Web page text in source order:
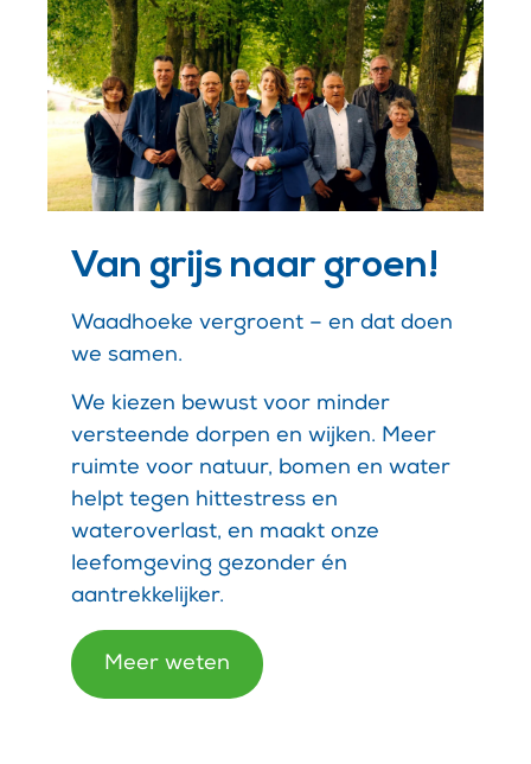
Van grijs naar groen!
Waadhoeke vergroent – en dat doen
we samen.
We kiezen bewust voor minder
versteende dorpen en wijken. Meer
ruimte voor natuur, bomen en water
helpt tegen hittestress en
wateroverlast, en maakt onze
leefomgeving gezonder én
aantrekkelijker.
Meer weten